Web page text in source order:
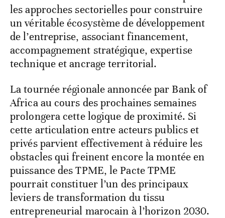
les approches sectorielles pour construire
un véritable écosystème de développement
de l’entreprise, associant financement,
accompagnement stratégique, expertise
technique et ancrage territorial.
La tournée régionale annoncée par Bank of
Africa au cours des prochaines semaines
prolongera cette logique de proximité. Si
cette articulation entre acteurs publics et
privés parvient effectivement à réduire les
obstacles qui freinent encore la montée en
puissance des TPME, le Pacte TPME
pourrait constituer l’un des principaux
leviers de transformation du tissu
entrepreneurial marocain à l’horizon 2030.